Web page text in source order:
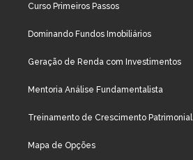
Curso Primeiros Passos
Dominando Fundos Imobiliários
Geração de Renda com Investimentos
Mentoria Análise Fundamentalista
Treinamento de Crescimento Patrimonial
Mapa de Opções